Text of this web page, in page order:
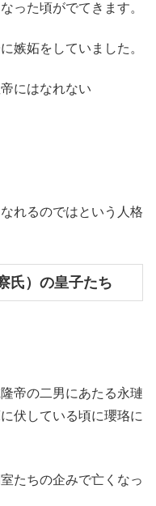
った頃がでてきます。
嫉妬をしていました。
にはなれない
れるのではという人格
氏）の皇子たち
帝の二男にあたる永璉
伏している頃に瓔珞に
たちの企みで亡くなっ